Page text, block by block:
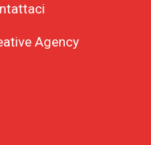
Agency